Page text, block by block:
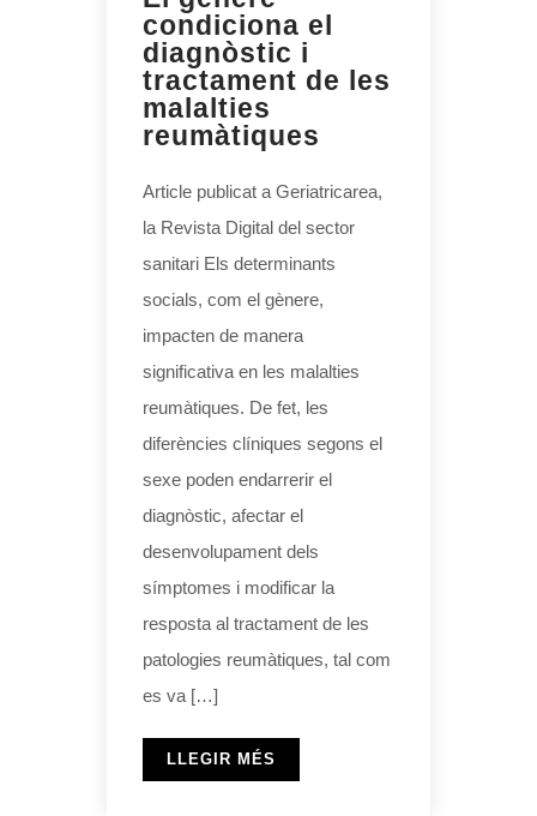
condiciona el
diagnòstic i
tractament de les
malalties
reumàtiques
Article publicat a Geriatricarea,
la Revista Digital del sector
sanitari Els determinants
socials, com el gènere,
impacten de manera
significativa en les malalties
reumàtiques. De fet, les
diferències clíniques segons el
sexe poden endarrerir el
diagnòstic, afectar el
desenvolupament dels
símptomes i modificar la
resposta al tractament de les
patologies reumàtiques, tal com
es va […]
LLEGIR MÉS